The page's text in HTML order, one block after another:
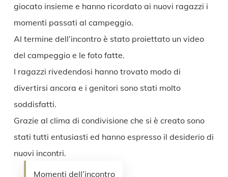
giocato insieme e hanno ricordato ai nuovi ragazzi i
momenti passati al campeggio.
Al termine dell’incontro è stato proiettato un video
del campeggio e le foto fatte.
I ragazzi rivedendosi hanno trovato modo di
divertirsi ancora e i genitori sono stati molto
soddisfatti.
Grazie al clima di condivisione che si è creato sono
stati tutti entusiasti ed hanno espresso il desiderio di
nuovi incontri.
Momenti dell’incontro